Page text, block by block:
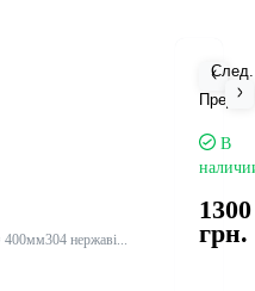
400мм304 нержаві...
Пред.
След.
В
1300
грн.